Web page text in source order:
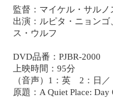
監督：マイケル・サルノ
出演：ルピタ・ニョン
ス・ウルフ
DVD品番：PJBR-2000
上映時間：95分
（音声）1：英 2：日
原題：A Quiet Place: Day